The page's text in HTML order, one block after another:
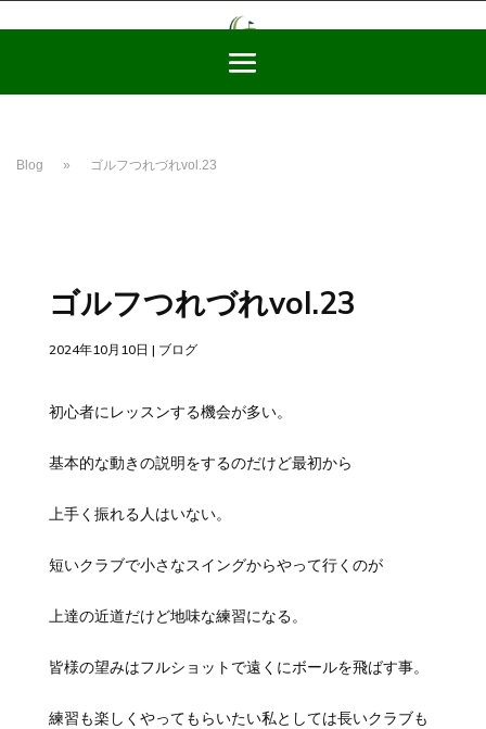
Blog » ゴルフつれづれvol.23
ゴルフつれづれvol.23
2024年10月10日 | ブログ
初心者にレッスンする機会が多い。
基本的な動きの説明をするのだけど最初から
上手く振れる人はいない。
短いクラブで小さなスイングからやって行くのが
上達の近道だけど地味な練習になる。
皆様の望みはフルショットで遠くにボールを飛ばす事。
練習も楽しくやってもらいたい私としては長いクラブも